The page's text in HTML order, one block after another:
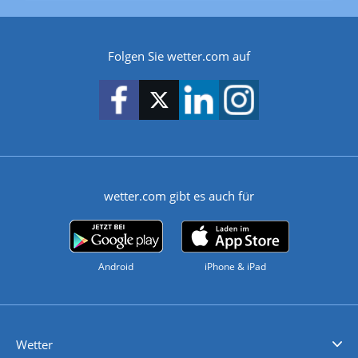
Folgen Sie wetter.com auf
wetter.com gibt es auch für
Android iPhone & iPad
Wetter